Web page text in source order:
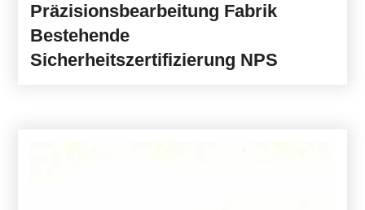
Präzisionsbearbeitung Fabrik
Bestehende
Sicherheitszertifizierung NPS